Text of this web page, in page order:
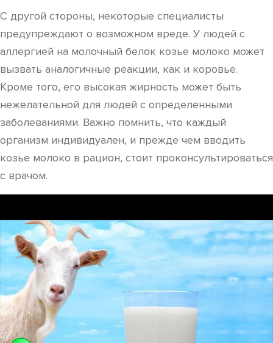
С другой стороны, некоторые специалисты
предупреждают о возможном вреде. У людей с
аллергией на молочный белок козье молоко может
вызвать аналогичные реакции, как и коровье.
Кроме того, его высокая жирность может быть
нежелательной для людей с определенными
заболеваниями. Важно помнить, что каждый
организм индивидуален, и прежде чем вводить
козье молоко в рацион, стоит проконсультироваться
с врачом.